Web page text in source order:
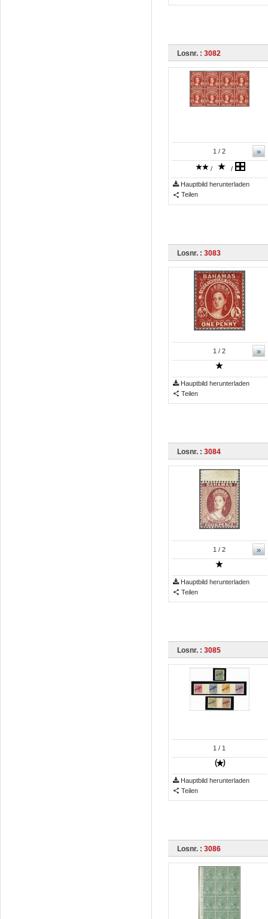
Losnr. : 3082
»
1 / 2
/ /
Hauptbild herunterladen
Teilen
Losnr. : 3083
»
1 / 2
Hauptbild herunterladen
Teilen
Losnr. : 3084
»
1 / 2
Hauptbild herunterladen
Teilen
Losnr. : 3085
1 / 1
Hauptbild herunterladen
Teilen
Losnr. : 3086